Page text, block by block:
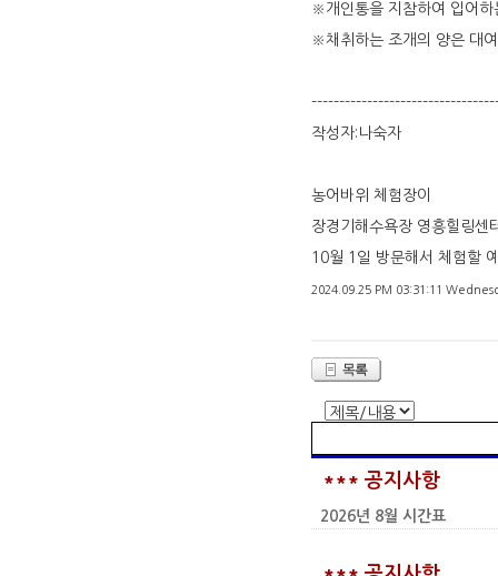
※개인통을 지참하여 입어
※채취하는 조개의 양은 대
작성자:나숙자
농어바위 체험장이
장경기해수욕장 영흥힐링센
10월 1일 방문해서 체험할
2024.09.25 PM 03:31:11
*** 공지사항
2026년 8월 시간표